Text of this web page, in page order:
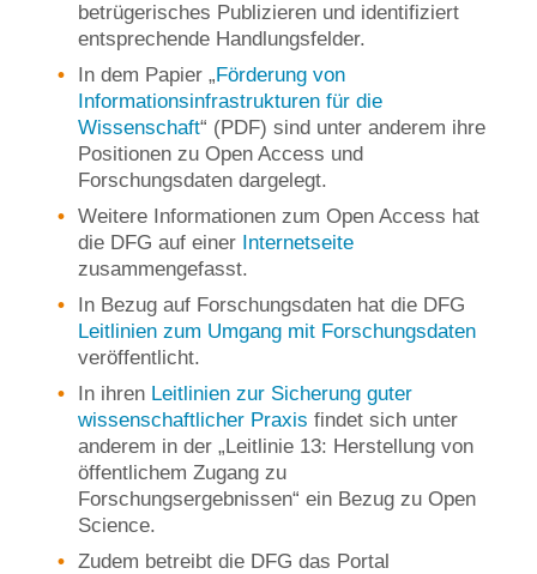
betrügerisches Publizieren und identifiziert
entsprechende Handlungsfelder.
In dem Papier „Förderung von
Informationsinfrastrukturen für die
Wissenschaft“ (PDF) sind unter anderem ihre
Positionen zu Open Access und
Forschungsdaten dargelegt.
Weitere Informationen zum Open Access hat
die DFG auf einer Internetseite
zusammengefasst.
In Bezug auf Forschungsdaten hat die DFG
Leitlinien zum Umgang mit Forschungsdaten
veröffentlicht.
In ihren Leitlinien zur Sicherung guter
wissenschaftlicher Praxis findet sich unter
anderem in der „Leitlinie 13: Herstellung von
öffentlichem Zugang zu
Forschungsergebnissen“ ein Bezug zu Open
Science.
Zudem betreibt die DFG das Portal